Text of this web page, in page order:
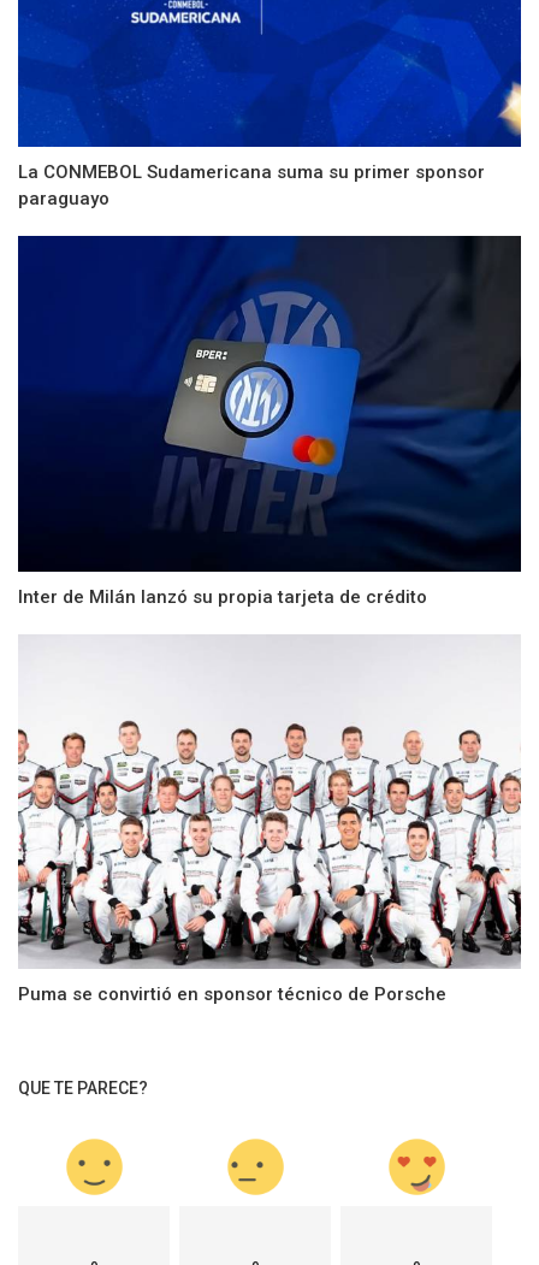
La CONMEBOL Sudamericana suma su primer sponsor
paraguayo
Inter de Milán lanzó su propia tarjeta de crédito
Puma se convirtió en sponsor técnico de Porsche
QUE TE PARECE?